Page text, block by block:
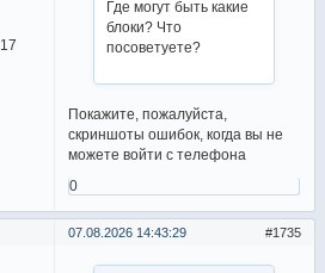
Где могут быть какие
блоки? Что
посоветуете?
Покажите, пожалуйста,
скриншоты ошибок, когда вы не
можете войти с телефона
0
1735
07.08.2026 14:43:29